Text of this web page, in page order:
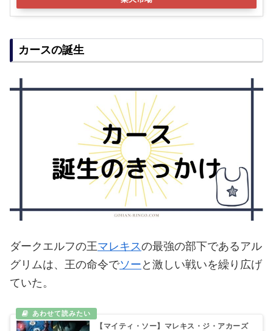
カースの誕生
ダークエルフの王マレキスの最強の部下であるアル
グリムは、王の命令でソー と激しい戦いを繰り広げ
ていた。
【マイティ・ソー】マレキス・ジ・アカーズ